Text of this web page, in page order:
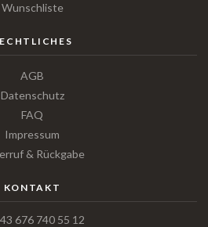
Wunschliste
AGB
Datenschutz
FAQ
Impressum
& Rückgabe
KONTAKT
676 740 55 12